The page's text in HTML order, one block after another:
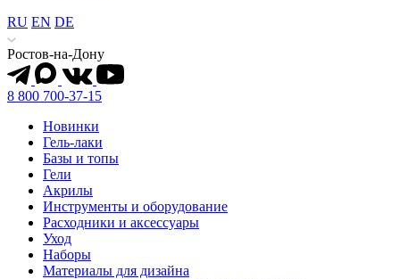
RU EN DE
Ростов-на-Дону
8 800 700-37-15
Новинки
Гель-лаки
Базы и топы
Гели
Акрилы
Инструменты и оборудование
Расходники и аксессуары
Уход
Наборы
Материалы для дизайна